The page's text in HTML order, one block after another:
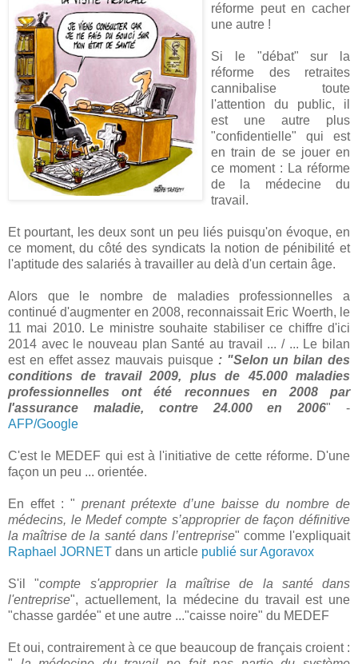
réforme peut en cacher
une autre !
Si le "débat" sur la
réforme des retraites
cannibalise toute
l'attention du public, il
est une autre plus
"confidentielle" qui est
en train de se jouer en
ce moment : La réforme
de la médecine du
travail.
Et pourtant, les deux sont un peu liés puisqu'on évoque, en
ce moment, du côté des syndicats la notion de pénibilité et
l'aptitude des salariés à travailler au delà d'un certain âge.
Alors que le nombre de maladies professionnelles a
continué d'augmenter en 2008, reconnaissait Eric Woerth, le
11 mai 2010. Le ministre souhaite stabiliser ce chiffre d'ici
2014 avec le nouveau plan Santé au travail ... / ... Le bilan
est en effet assez mauvais puisque : "Selon un bilan des
conditions de travail 2009, plus de 45.000 maladies
professionnelles ont été reconnues en 2008 par
l'assurance maladie, contre 24.000 en 2006" -
AFP/Google
C'est le MEDEF qui est à l'initiative de cette réforme. D'une
façon un peu ... orientée.
En effet : " prenant prétexte d’une baisse du nombre de
médecins, le Medef compte s’approprier de façon définitive
la maîtrise de la santé dans l’entreprise" comme l'expliquait
Raphael JORNET dans un article publié sur Agoravox
S'il "compte s'approprier la maîtrise de la santé dans
l'entreprise", actuellement, la médecine du travail est une
"chasse gardée" et une autre ..."caisse noire" du MEDEF
Et oui, contrairement à ce que beaucoup de français croient :